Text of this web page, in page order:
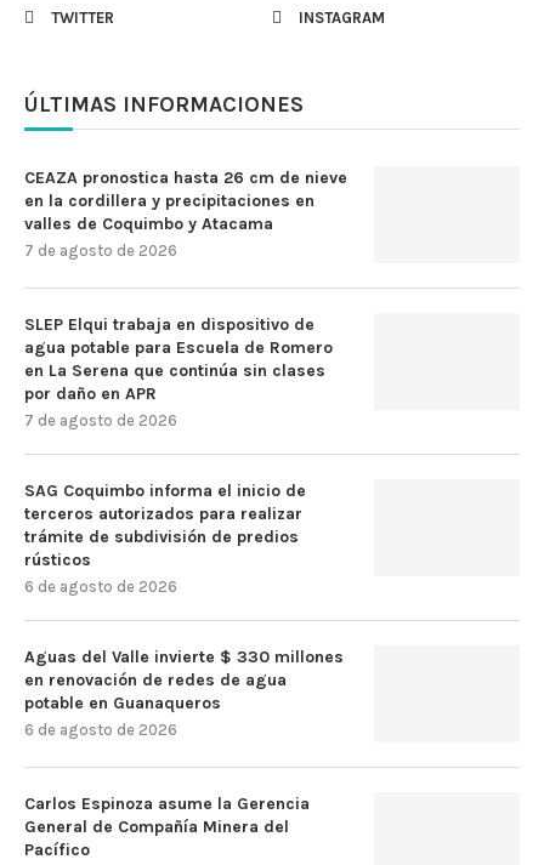
TWITTER INSTAGRAM
ÚLTIMAS INFORMACIONES
CEAZA pronostica hasta 26 cm de nieve
en la cordillera y precipitaciones en
valles de Coquimbo y Atacama
7 de agosto de 2026
SLEP Elqui trabaja en dispositivo de
agua potable para Escuela de Romero
en La Serena que continúa sin clases
por daño en APR
7 de agosto de 2026
SAG Coquimbo informa el inicio de
terceros autorizados para realizar
trámite de subdivisión de predios
rústicos
6 de agosto de 2026
Aguas del Valle invierte $ 330 millones
en renovación de redes de agua
potable en Guanaqueros
6 de agosto de 2026
Carlos Espinoza asume la Gerencia
General de Compañía Minera del
Pacífico